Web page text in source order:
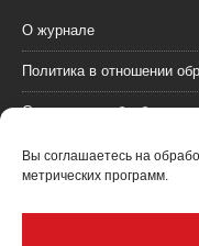
Вы соглашаетесь на
метрических программ.
О журнале
Политика в отношении
Согласие на обработку
Пользовательское